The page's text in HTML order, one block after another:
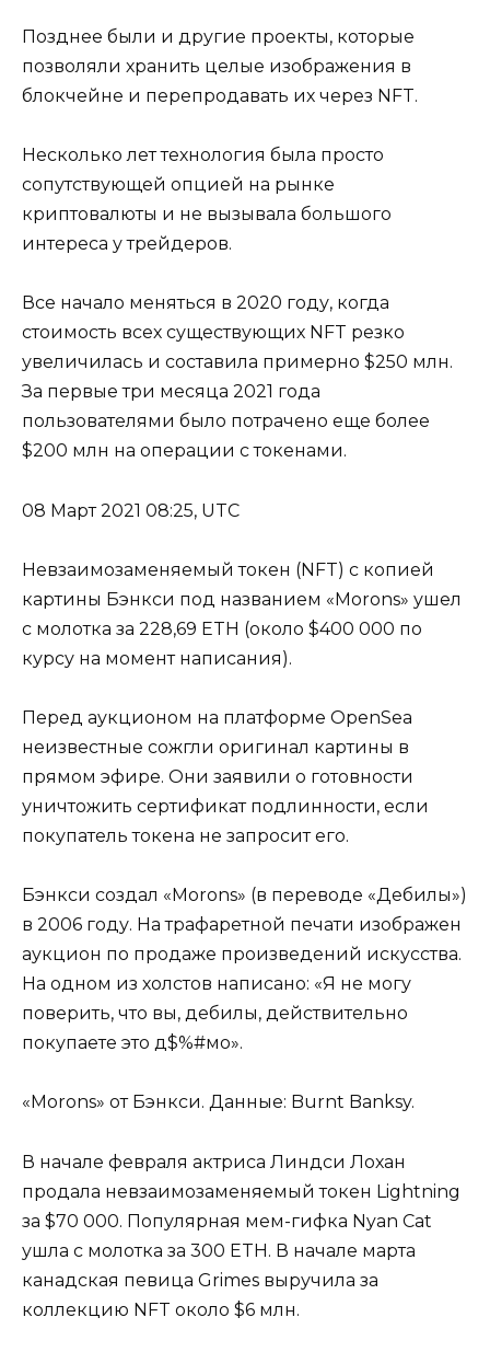
Позднее были и другие проекты, которые
позволяли хранить целые изображения в
блокчейне и перепродавать их через NFT.
Несколько лет технология была просто
сопутствующей опцией на рынке
криптовалюты и не вызывала большого
интереса у трейдеров.
Все начало меняться в 2020 году, когда
стоимость всех существующих NFT резко
увеличилась и составила примерно $250 млн.
За первые три месяца 2021 года
пользователями было потрачено еще более
$200 млн на операции с токенами.
08 Март 2021 08:25, UTC
Невзаимозаменяемый токен (NFT) с копией
картины Бэнкси под названием «Morons» ушел
с молотка за 228,69 ETH (около $400 000 по
курсу на момент написания).
Перед аукционом на платформе OpenSea
неизвестные сожгли оригинал картины в
прямом эфире. Они заявили о готовности
уничтожить сертификат подлинности, если
покупатель токена не запросит его.
Бэнкси создал «Morons» (в переводе «Дебилы»)
в 2006 году. На трафаретной печати изображен
аукцион по продаже произведений искусства.
На одном из холстов написано: «Я не могу
поверить, что вы, дебилы, действительно
покупаете это д$%#мо».
«Morons» от Бэнкси. Данные: Burnt Banksy.
В начале февраля актриса Линдси Лохан
продала невзаимозаменяемый токен Lightning
за $70 000. Популярная мем-гифка Nyan Cat
ушла с молотка за 300 ETH. В начале марта
канадская певица Grimes выручила за
коллекцию NFT около $6 млн.